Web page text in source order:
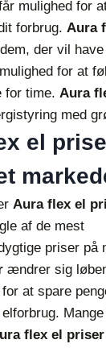
mulighed for
forbrug. Aura
der vil
for at
for time. Aura
med
el
Aura flex el
af de mest
priser på
ændrer sig
at spare
flex el priser